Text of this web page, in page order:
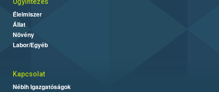
Ügyintézés
Élelmiszer
Állat
Növény
Labor/Egyéb
Kapcsolat
Nébih Igazgatóságok